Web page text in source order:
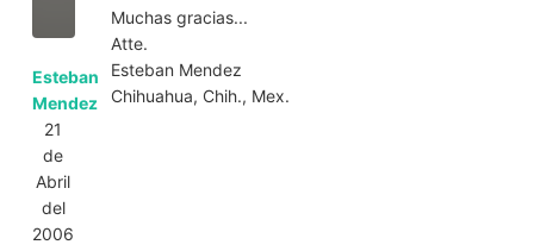
Esteban
Mendez
21
de
Abril
del
2006
Muchas gracias...
Atte.
Esteban Mendez
Chihuahua, Chih., Mex.